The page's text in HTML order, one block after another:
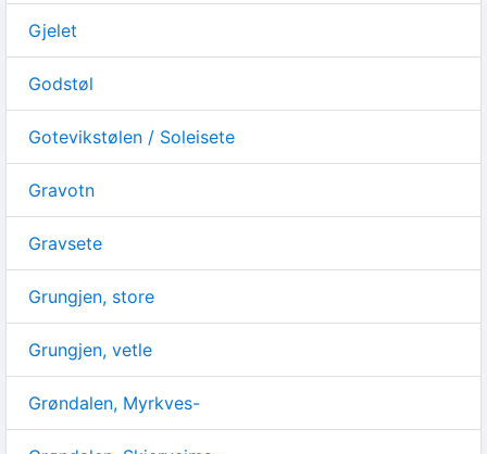
Gjelet
Godstøl
Gotevikstølen / Soleisete
Gravotn
Gravsete
Grungjen, store
Grungjen, vetle
Grøndalen, Myrkves-